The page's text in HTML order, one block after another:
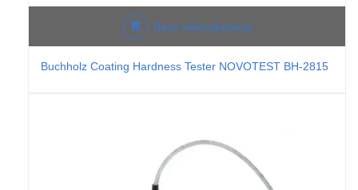
Baca selengkapnya
Buchholz Coating Hardness Tester NOVOTEST BH-2815